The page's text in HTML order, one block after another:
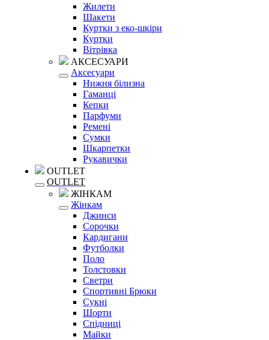
Жилети
Шакети
Куртки з еко-шкіри
Куртки
Вітрівка
АКСЕСУАРИ
Аксесуари
Нижня білизна
Гаманці
Кепки
Парфуми
Ремені
Сумки
Шкарпетки
Рукавички
OUTLET
OUTLET
ЖІНКАМ
Жінкам
Джинси
Сорочки
Кардигани
Футболки
Поло
Толстовки
Светри
Спортивні Брюки
Сукні
Шорти
Спідниці
Майки